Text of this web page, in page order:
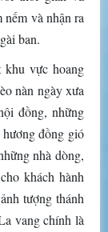
và nhận ra
ban.
vực hoang
nàn ngày xưa
đồng, những
đồng gió
nhà dòng,
khách hành
tượng thánh
vang chính là